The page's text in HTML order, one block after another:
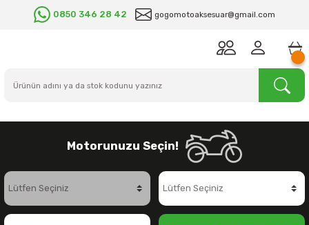
0850 346 28 42 gogomotoaksesuar@gmail.com
Motorunuzu Seçin!